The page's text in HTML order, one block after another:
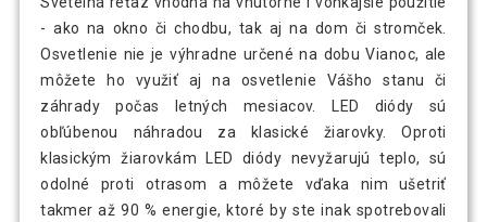
- ako na okno či chodbu, tak aj na dom či stromček.
Osvetlenie nie je výhradne určené na dobu Vianoc, ale
môžete ho využiť aj na osvetlenie Vášho stanu či
záhrady počas letných mesiacov. LED diódy sú
obľúbenou náhradou za klasické žiarovky. Oproti
klasickým žiarovkám LED diódy nevyžarujú teplo, sú
odolné proti otrasom a môžete vďaka nim ušetriť
takmer až 90 % energie, ktoré by ste inak spotrebovali